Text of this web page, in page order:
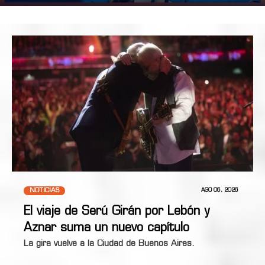
NOTICIAS AGO 06, 2026
El viaje de Serú Girán por Lebón y
Aznar suma un nuevo capítulo
La gira vuelve a la Ciudad de Buenos Aires.